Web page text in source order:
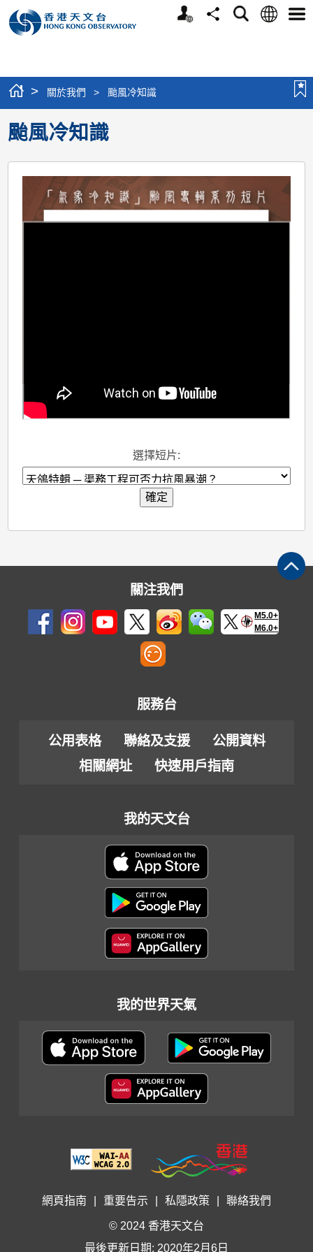
個
分
搜
語
選
> 關於我們 > 颱風冷知識
颱風冷知識
選擇短片:
確定
關注我們
M5.0+
M6.0+
服務台
公用表格 聯絡及支援
公開資料
相關網址
快速用戶指南
我的天文台
我的世界天氣
網頁指南 重要告示 私隱政策 聯絡我們
© 2024 香港天文台
最後更新日期: 2020年2月6日